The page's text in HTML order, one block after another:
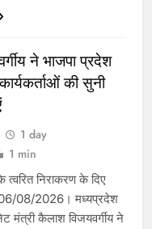
ने भाजपा प्रदेश
की सुनी
1 day
1 min
निराकरण के दिए
06/08/2026। मध्यप्रदेश
मंत्री कैलाश विजयवर्गीय ने